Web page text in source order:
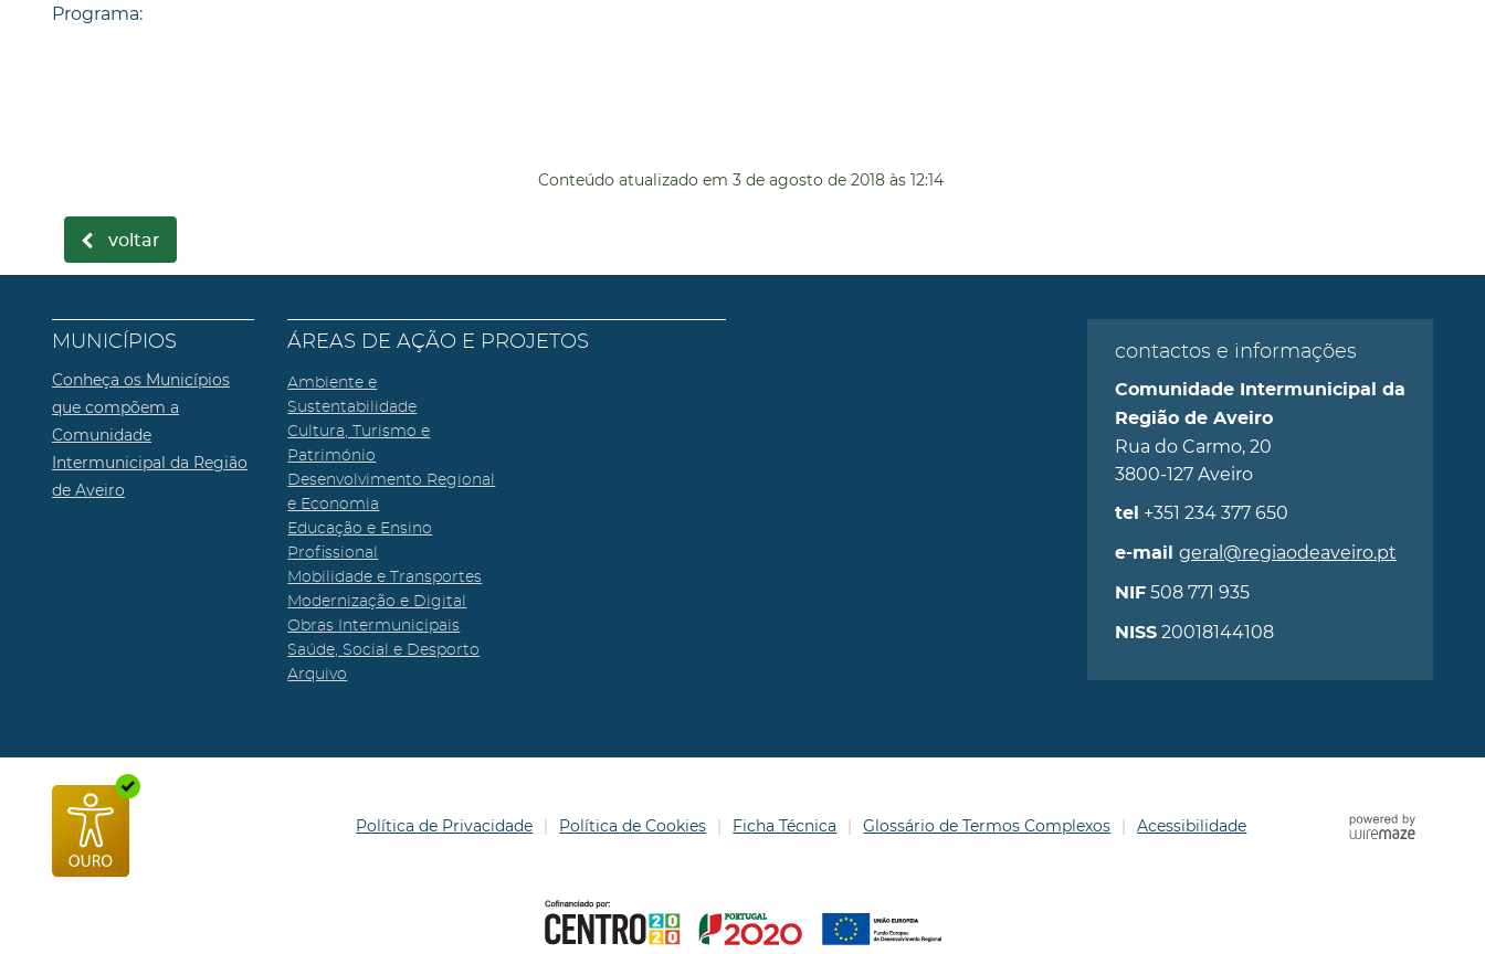
Programa:
Conteúdo atualizado em 3 de agosto de 2018 às 12:14
voltar
MUNICÍPIOS
Conheça os Municípios
que compõem a
Comunidade
Intermunicipal da Região
de Aveiro
ÁREAS DE AÇÃO E PROJETOS
Ambiente e
Sustentabilidade
Cultura, Turismo e
Património
Desenvolvimento Regional
e Economia
Educação e Ensino
Profissional
Mobilidade e Transportes
Modernização e Digital
Obras Intermunicipais
Saúde, Social e Desporto
Arquivo
contactos e informações
Comunidade Intermunicipal da
Região de Aveiro
Rua do Carmo, 20
3800-127 Aveiro
tel +351 234 377 650
e-mail geral@regiaodeaveiro.pt
NIF508 771 935
NISS20018144108
Política de Privacidade Política de Cookies Ficha Técnica Glossário de Termos Complexos Acessibilidade